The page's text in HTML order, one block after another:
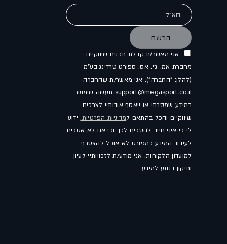
דוא"ל
הרשם
אני מאשר/ת קבלת תכנים שיווקיים
מחברת אמ. ג'י. אס. ספורט טרדינג בע"מ
(להלן: "החברה"). אני מאשר/ת שהחברה
support@megasport.co.il תעשה שימוש
במידע שמסרתי או ייאסף אודותיי לצרכים
שיווקיים והכל בהתאם למדיניות הפרטיות.ידוע
לי כי איני חייב להסכים לכך וכי אם לא אסכים
לעיבוד המידע כמפורט לא אוכל להצטרף
למועדון הלקוחות. אני מודע/ת לזכויותיי לעיון
ותיקון בנוגע למידע.